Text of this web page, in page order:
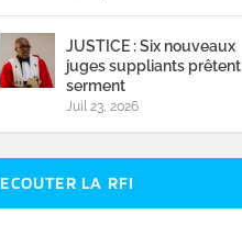
JUSTICE : Six nouveaux
juges suppliants prêtent
serment
Juil 23, 2026
ECOUTER LA RFI